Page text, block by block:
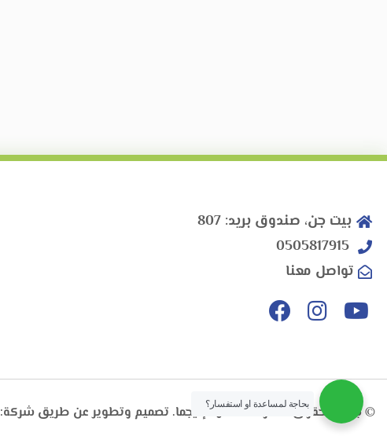
بيت جن، صندوق بريد: 807
تواصل معنا
© جميع الحقوق محفوظة لمعهد إنيجما. تصميم وتطوير عن طريق شركة:
بحاجة لمساعدة او استفسار؟